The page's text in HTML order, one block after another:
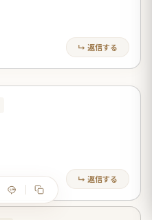
↳ 返信する
↳ 返信する